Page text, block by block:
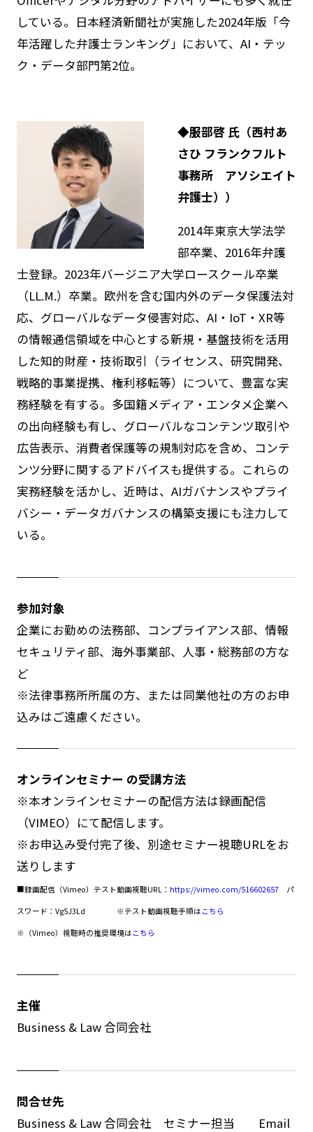
している。日本経済新聞社が実施した2024年版「今
年活躍した弁護士ランキング」において、AI・テッ
ク・データ部門第2位。
◆服部啓 氏（西村あ
さひ フランクフルト
事務所 アソシエイト
弁護士））
2014年東京大学法学
部卒業、2016年弁護
士登録。2023年バージニア大学ロースクール卒業
（LL.M.）卒業。欧州を含む国内外のデータ保護法対
応、グローバルなデータ侵害対応、AI・IoT・XR等
の情報通信領域を中心とする新規・基盤技術を活用
した知的財産・技術取引（ライセンス、研究開発、
戦略的事業提携、権利移転等）について、豊富な実
務経験を有する。多国籍メディア・エンタメ企業へ
の出向経験も有し、グローバルなコンテンツ取引や
広告表示、消費者保護等の規制対応を含め、コンテ
ンツ分野に関するアドバイスも提供する。これらの
実務経験を活かし、近時は、AIガバナンスやプライ
バシー・データガバナンスの構築支援にも注力して
いる。
参加対象
企業にお勤めの法務部、コンプライアンス部、情報
セキュリティ部、海外事業部、人事・総務部の方な
ど
※法律事務所所属の方、または同業他社の方のお申
込みはご遠慮ください。
オンラインセミナー の受講方法
※本オンラインセミナーの配信方法は録画配信
（VIMEO）にて配信します。
※お申込み受付完了後、別途セミナー視聴URLをお
送りします
■録画配信（Vimeo）テスト動画視聴URL： https://vimeo.com/516602657パ
スワード：Vg5J3Ld ※テスト動画視聴手順は こちら
※（Vimeo）視聴時の推奨環境は こちら
主催
Business & Law 合同会社
問合せ先
Business & Law 合同会社 セミナー担当 Email